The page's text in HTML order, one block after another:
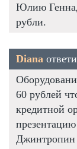
Юлию
рубли.
Diana
60 рублей
кредитной
Джинтропин